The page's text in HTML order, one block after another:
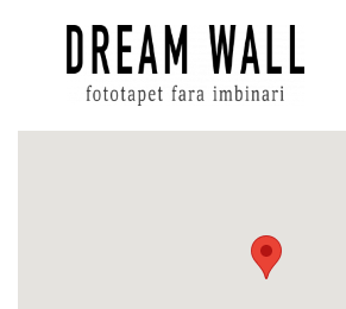
Fototapet fara imbinari
ExclusivArt